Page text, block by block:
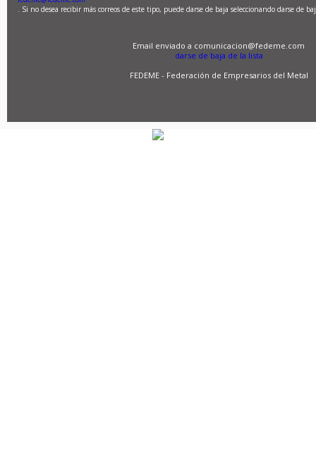
. Si no desea recibir más correos de este tipo, puede darse de baja seleccionando darse de
Email enviado a comunicacion@fedeme.com
darse de baja de la lista
FEDEME - Federación de Empresarios del Metal